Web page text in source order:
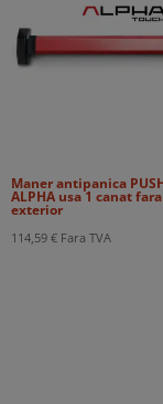
Maner antipanica
ALPHA usa 1 canat
exterior
114,59 € Fara TVA